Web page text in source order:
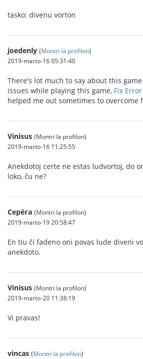
tasko: divenu vorton
joedenly (Montri la profilon)
2019-marto-16 05:31:40
There's lot much to say about this
issues while playing this game, Fix
helped me out sometimes to overcome
Vinisus (Montri la profilon)
2019-marto-16 11:25:55
Anekdotoj certe ne estas ludvortoj, do
loko, ĉu ne?
Серёга (Montri la profilon)
2019-marto-19 20:58:47
En tiu ĉi fadeno oni povas lude diveni
anekdoto.
Vinisus (Montri la profilon)
2019-marto-20 11:38:19
Vi pravas!
vincas (Montri la profilon)